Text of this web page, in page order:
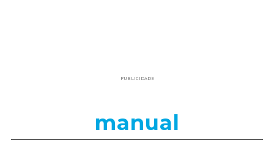
PUBLICIDADE
manual